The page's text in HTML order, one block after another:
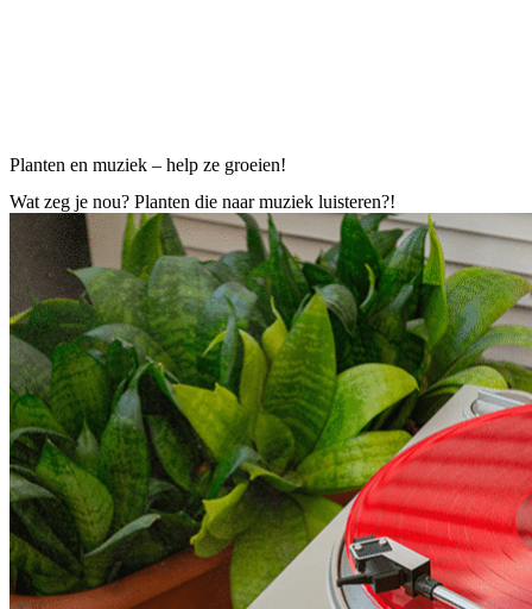
Planten en muziek – help ze groeien!
Wat zeg je nou? Planten die naar muziek luisteren?!